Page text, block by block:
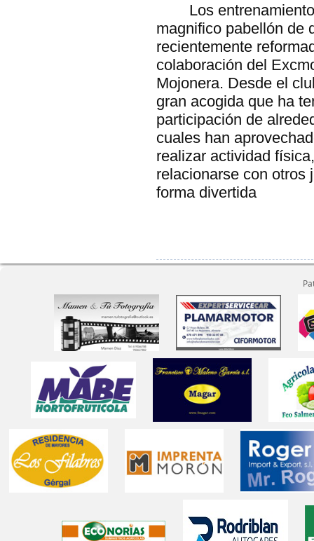
Los
magnifico pabellón de
recientemente
colaboración del
Mojonera. Desde el
gran acogida que ha
participación de
cuales han
realizar actividad
relacionarse con otros
forma divertida